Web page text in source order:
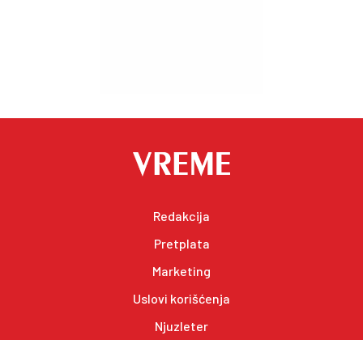
Redakcija
Pretplata
Marketing
Uslovi korišćenja
Njuzleter